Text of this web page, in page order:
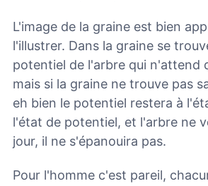
L'image de la graine est bien
l'illustrer. Dans la graine se
potentiel de l'arbre qui n'attend
mais si la graine ne trouve pas
eh bien le potentiel restera à
l'état de potentiel, et l'arbre ne
jour, il ne s'épanouira pas.
Pour l'homme c'est pareil,